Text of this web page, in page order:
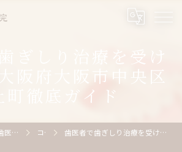
ぎしり治療を受け
阪府大阪市中央区
町徹底ガイド
大阪府堺筋本町の歯医者なら医療法人桃縁会増田歯科医院 コラム 歯医者で歯ぎしり治療を受けるための大阪府大阪市中央区安土町徹底ガイド